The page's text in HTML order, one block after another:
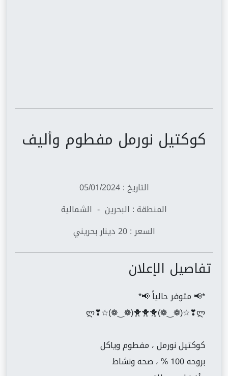
كوكتيل نورمل مفطوم وأليف
التاريخ : 05/01/2024
المنطقة : البحرين - الشمالية
السعر : 20 دينار بحريني
تفاصيل الإعلان
*📢 متوفر حالياً 📢*
ლ❣☆(❁‿❁)🐥🐥🐥(❁‿❁)☆❣ლ
كوكتيل نورمل ، مفطوم وياكل
بروحه 100 % ، صحه ونشاط